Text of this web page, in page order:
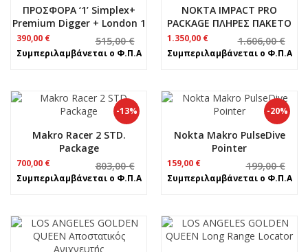
ΠΡΟΣΦΟΡΑ ‘1’ Simplex+
Premium Digger + London 1
515,00€
price
was:
390,00 €
τρέχουσα
τιμή
Συμπεριλαμβάνεται ο Φ.Π.Α
NOKTA IMPACT PRO
PACKAGE ΠΛΗΡΕΣ ΠΑΚΕΤΟ
1.606,00€
Original
price
was:
1.350,00 €
τρέχουσα
τιμή
Συμπεριλαμβάνεται ο Φ.Π.Α
-13%
Makro Racer 2 STD.
Package
803,00€
price
was:
700,00 €
τρέχουσα
τιμή
Συμπεριλαμβάνεται ο Φ.Π.Α
-20%
Nokta Makro PulseDive
Pointer
199,00€
price
was:
159,00 €
τρέχουσα
τιμή
Συμπεριλαμβάνεται ο Φ.Π.Α